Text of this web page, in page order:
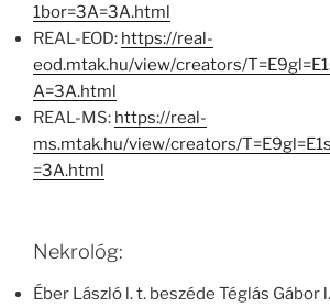
1bor=3A=3A.html
REAL-EOD: https://real-
eod.mtak.hu/view/creators/
A=3A.html
REAL-MS: https://real-
ms.mtak.hu/view/creators/
=3A.html
Nekrológ:
Éber László l. t. beszéde Téglás Gábor